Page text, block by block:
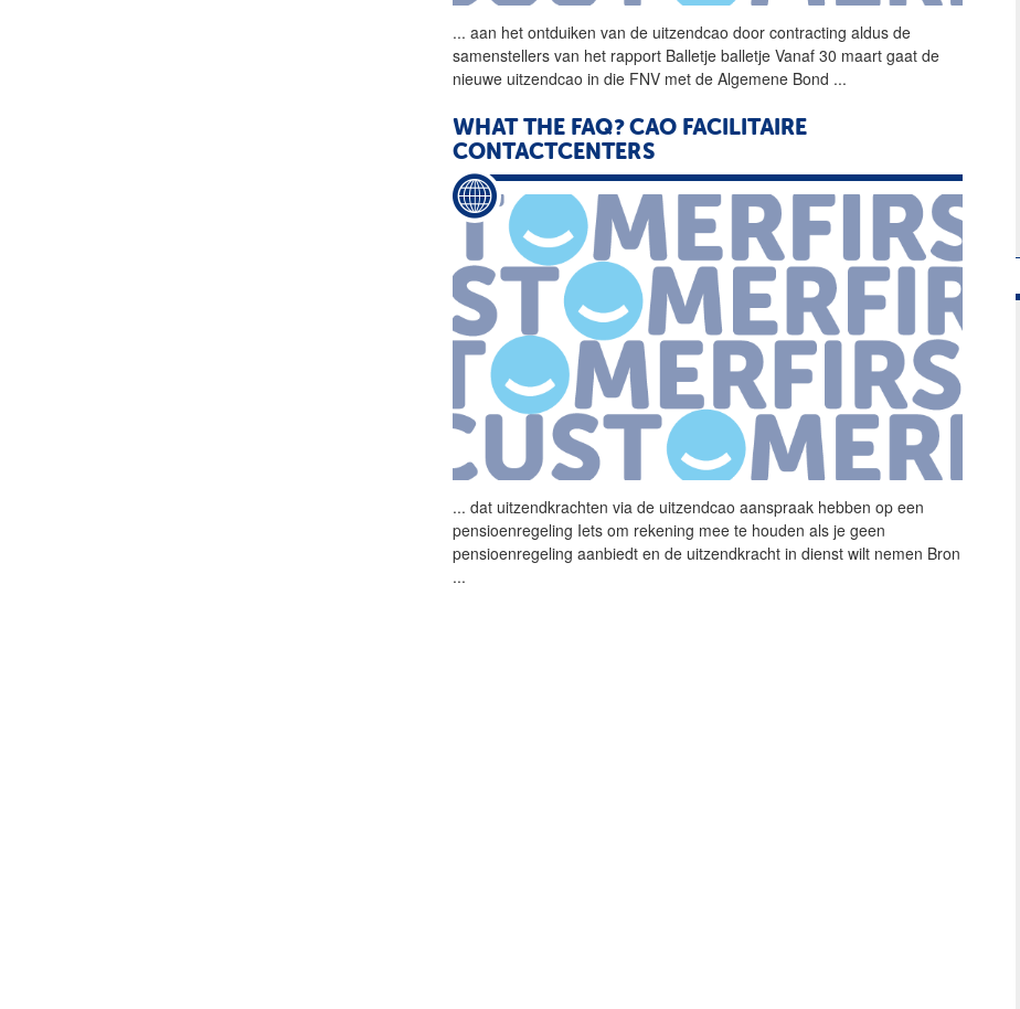
... aan het ontduiken van de uitzendcao door contracting aldus de
samenstellers van het rapport Balletje balletje Vanaf 30 maart gaat de
nieuwe uitzendcao in die FNV met de Algemene Bond ...
WHAT THE FAQ? CAO FACILITAIRE
CONTACTCENTERS
... dat uitzendkrachten via de uitzendcao aanspraak hebben op een
pensioenregeling Iets om rekening mee te houden als je geen
pensioenregeling aanbiedt en de uitzendkracht in dienst wilt nemen Bron
...